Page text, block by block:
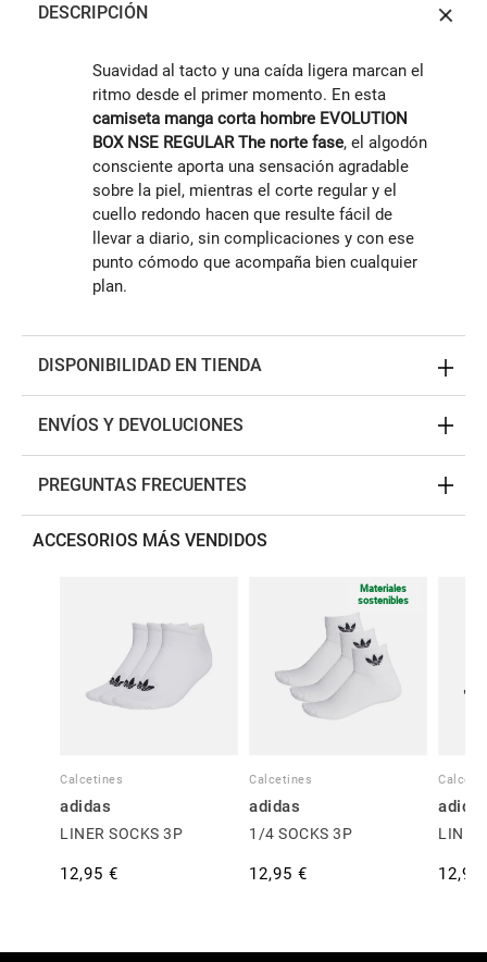
DESCRIPCIÓN
Suavidad al tacto y una caída ligera marcan el
ritmo desde el primer momento. En esta
camiseta manga corta hombre EVOLUTION
BOX NSE REGULAR The norte fase, el algodón
consciente aporta una sensación agradable
sobre la piel, mientras el corte regular y el
cuello redondo hacen que resulte fácil de
llevar a diario, sin complicaciones y con ese
punto cómodo que acompaña bien cualquier
plan.
DISPONIBILIDAD EN TIENDA
ENVÍOS Y DEVOLUCIONES
PREGUNTAS FRECUENTES
ACCESORIOS MÁS VENDIDOS
Calcetines
adidas
LINER SOCKS 3P
12,95 €
Materiales
sostenibles
Calcetines
adidas
1/4 SOCKS 3P
12,95 €
LINER
12,95